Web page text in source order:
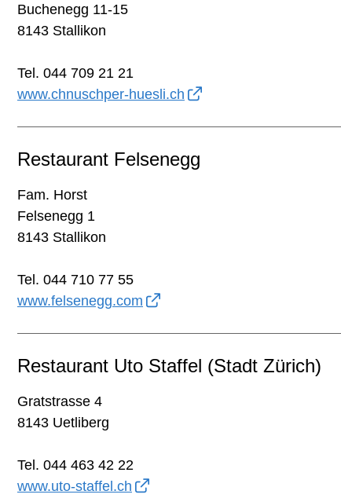
Buchenegg 11-15
8143 Stallikon
Tel. 044 709 21 21
www.chnuschper-huesli.ch
Restaurant Felsenegg
Fam. Horst
Felsenegg 1
8143 Stallikon
Tel. 044 710 77 55
www.felsenegg.com
Restaurant Uto Staffel (Stadt Zürich)
Gratstrasse 4
8143 Uetliberg
Tel. 044 463 42 22
www.uto-staffel.ch